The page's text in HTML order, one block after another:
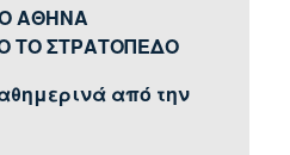
ΑΘΗΝΑ
ΤΟ ΣΤΡΑΤΟΠΕΔΟ
από την